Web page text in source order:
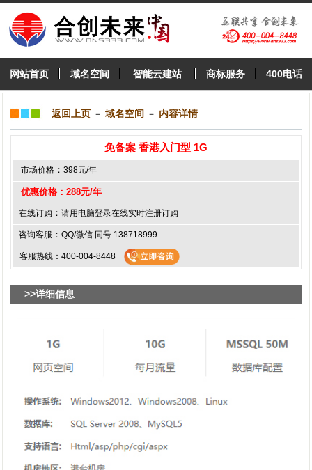
网站首页 域名空间 智能云建站 商标服务 400电话
返回上页 － 域名空间 － 内容详情
免备案 香港入门型 1G
市场价格 ： 398元/年
优惠价格： 288元/年
在线订购 ： 请用电脑登录在线实时注册订购
咨询客服 ： QQ/微信 同号 138718999
客服热线：400-004-8448
>>详细信息